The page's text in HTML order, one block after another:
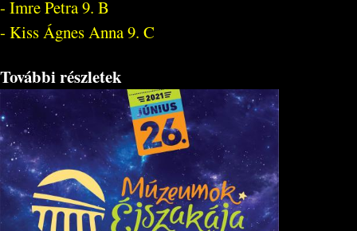
- Imre Petra 9. B
- Kiss Ágnes Anna 9. C
További részletek